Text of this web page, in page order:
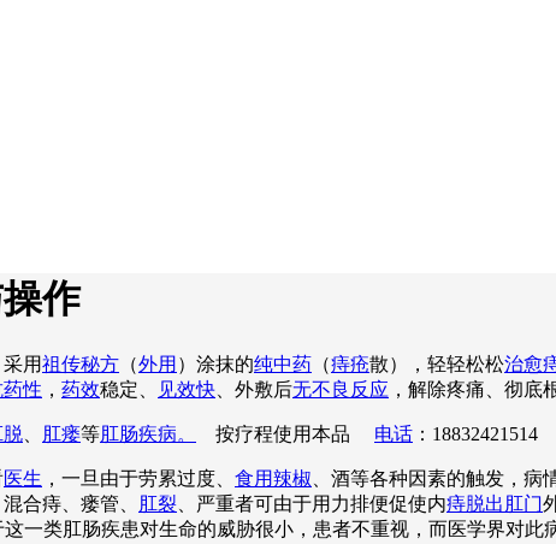
作
用祖传秘方 （外用 ）涂抹的纯中药 （痔疮散），轻轻松松治愈
性 ， 药效稳定、 见效快 、外敷后无不良反应 ，解除疼痛、彻底
脱 肛瘘等肛肠疾病。 按疗程使用本品 电话 ：18832421514
医生 ，一旦由于劳累过度、 食用辣椒 、酒等各种因素的触发，病
合痔、瘘管、
肛裂 、严重者可由于用力排便促使内痔脱出肛门
一类肛肠疾患对生命的威胁很小，患者不重视，而医学界对